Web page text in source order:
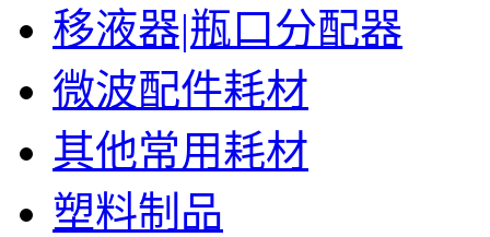
移液器|瓶口分配器
微波配件耗材
其他常用耗材
塑料制品